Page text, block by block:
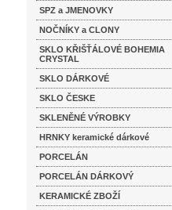
SPZ a JMENOVKY
NOČNÍKY a CLONY
SKLO KŘIŠŤÁLOVÉ BOHEMIA
CRYSTAL
SKLO DÁRKOVÉ
SKLO ČESKE
SKLENĚNÉ VÝROBKY
HRNKY keramické dárkové
PORCELÁN
PORCELÁN DÁRKOVÝ
KERAMICKÉ ZBOŽÍ